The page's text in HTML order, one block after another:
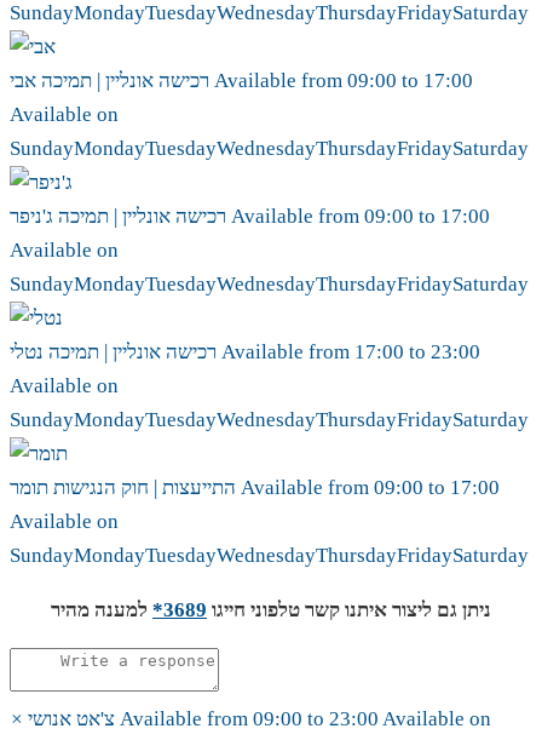
SundayMondayTuesdayWednesdayThursdayFridaySaturday
רכישה אונליין | תמיכה Available from 09:00 to 17:00
Available on
SundayMondayTuesdayWednesdayThursdayFridaySaturday
רכישה אונליין | תמיכה Available from 09:00 to 17:00
Available on
SundayMondayTuesdayWednesdayThursdayFridaySaturday
רכישה אונליין | תמיכה Available from 17:00 to 23:00
Available on
SundayMondayTuesdayWednesdayThursdayFridaySaturday
התייעצות | חוק הנגישות Available from 09:00 to 17:00
Available on
SundayMondayTuesdayWednesdayThursdayFridaySaturday
ניתן גם ליצור איתנו קשר טלפוני חייגו 3689* למענה מהיר
× צ'אט אנושי Available from 09:00 to 23:00 Available on